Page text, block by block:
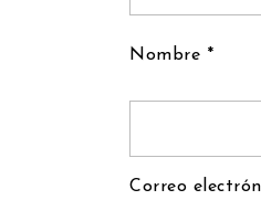
Nombre *
Correo